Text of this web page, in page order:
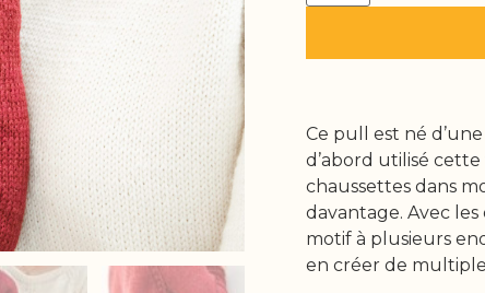
Ce pull est né
d’abord utilisé
chaussettes dans
davantage. Avec
motif à plusieurs
en créer de